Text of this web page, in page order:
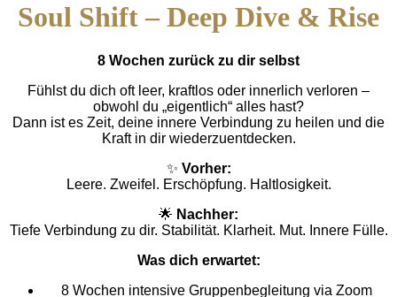
Soul Shift – Deep Dive & Rise
8 Wochen zurück zu dir selbst
Fühlst du dich oft leer, kraftlos oder innerlich verloren –
obwohl du „eigentlich“ alles hast?
Dann ist es Zeit, deine innere Verbindung zu heilen und die
Kraft in dir wiederzuentdecken.
✨ Vorher:
Leere. Zweifel. Erschöpfung. Haltlosigkeit.
🌟 Nachher:
Tiefe Verbindung zu dir. Stabilität. Klarheit. Mut. Innere Fülle.
Was dich erwartet:
8 Wochen intensive Gruppenbegleitung via Zoom